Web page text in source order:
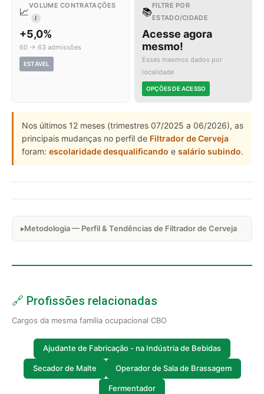
📈
VOLUME CONTRATAÇÕES
I
+5,0%
60 → 63 admissões
ESTÁVEL
📚
FILTRE POR
ESTADO/CIDADE
Acesse agora
mesmo!
Esses mesmos dados por
localidade
OPÇÕES DE ACESSO
Nos últimos 12 meses (trimestres 07/2025 a 06/2026), as
principais mudanças no perfil de Filtrador de Cerveja
foram: escolaridade desqualificando e salário subindo.
Metodologia — Perfil & Tendências de Filtrador de Cerveja
🔗 Profissões relacionadas
Cargos da mesma família ocupacional CBO
Ajudante de Fabricação - na Indústria de Bebidas
Secador de Malte Operador de Sala de Brassagem
Fermentador